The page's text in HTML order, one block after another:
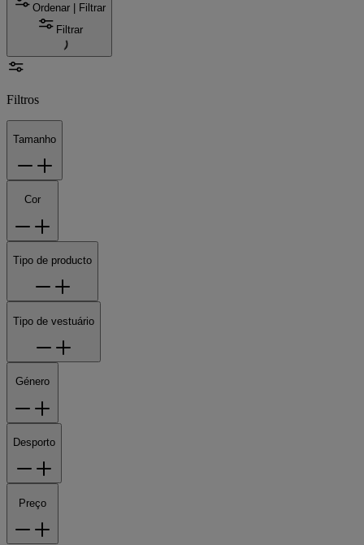
Ordenar | Filtrar
Filtrar
Filtros
Tamanho
Cor
Tipo de producto
Tipo de vestuário
Género
Desporto
Preço